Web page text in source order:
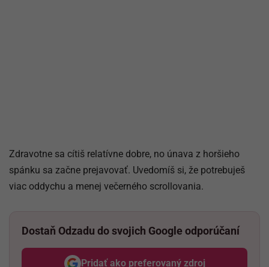
Zdravotne sa cítiš relatívne dobre, no únava z horšieho
spánku sa začne prejavovať. Uvedomíš si, že potrebuješ
viac oddychu a menej večerného scrollovania.
Dostaň Odzadu do svojich Google odporúčaní
Pridať ako preferovaný zdroj